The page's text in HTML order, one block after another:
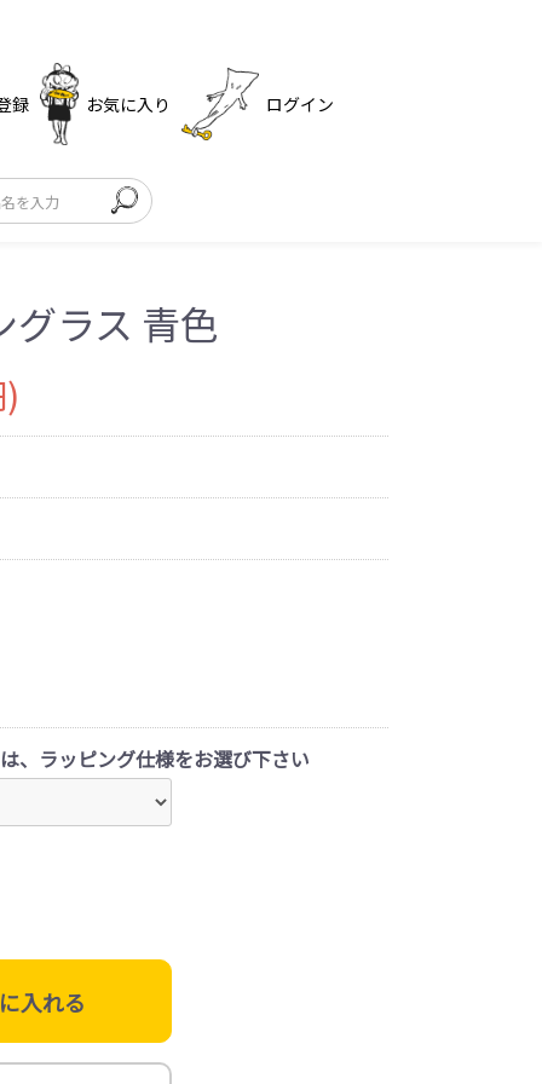
録 お気に入り ログイン
グラス 青色
、ラッピング仕様をお選び下さい
入れる